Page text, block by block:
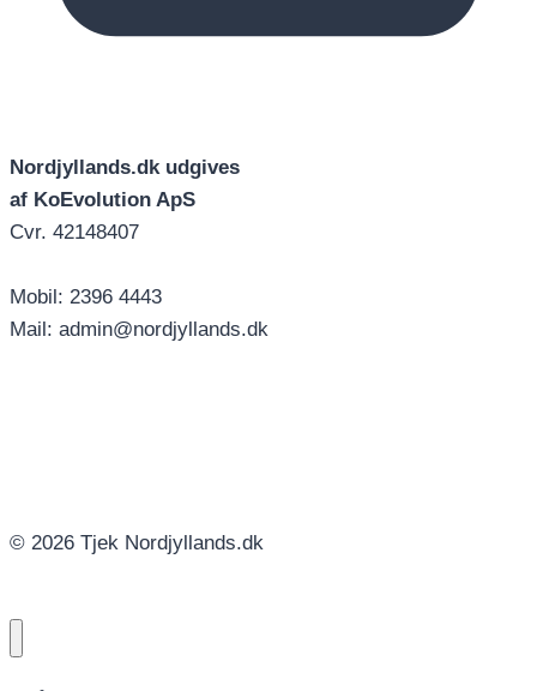
Nordjyllands.dk udgives
af KoEvolution ApS
Cvr. 42148407
Mobil: 2396 4443
Mail: admin@nordjyllands.dk
© 2026 Tjek Nordjyllands.dk